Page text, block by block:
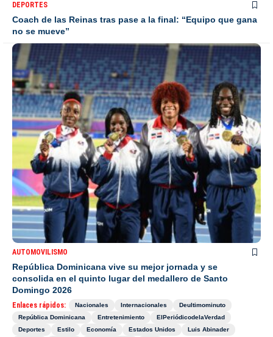
DEPORTES
Coach de las Reinas tras pase a la final: “Equipo que gana
no se mueve”
AUTOMOVILISMO
República Dominicana vive su mejor jornada y se
consolida en el quinto lugar del medallero de Santo
Domingo 2026
Enlaces rápidos: Nacionales Internacionales
Deultimominuto
República Dominicana
Entretenimiento
ElPeriódicodelaVerdad
Deportes
Estilo Economía Estados Unidos
Luis Abinader